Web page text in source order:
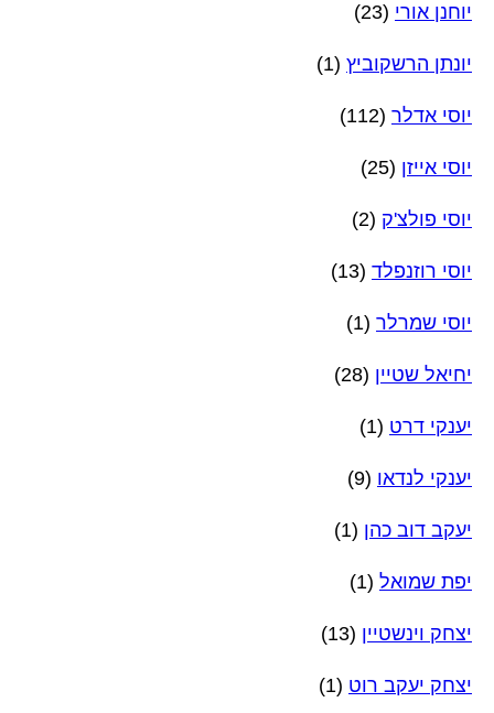
יוחנן אורי (23)
יונתן הרשקוביץ (1)
יוסי אדלר (112)
יוסי אייזן (25)
יוסי פולצ'ק (2)
יוסי רוזנפלד (13)
יוסי שמרלר (1)
יחיאל שטיין (28)
יענקי דרט (1)
יענקי לנדאו (9)
יעקב דוב כהן (1)
יפת שמואל (1)
יצחק וינשטיין (13)
יצחק יעקב רוט (1)